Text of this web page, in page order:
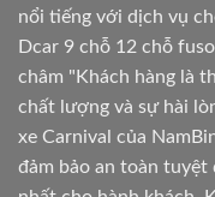
nổi tiếng với dịch vụ
Dcar 9 chỗ 12 chỗ
châm "Khách hàng là
chất lượng và sự hài
xe Carnival của
đảm bảo an toàn tuyệt